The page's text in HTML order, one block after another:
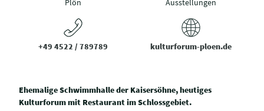
Plön
Ausstellungen
+49 4522 / 789789 kulturforum-ploen.de
Ehemalige Schwimmhalle der Kaisersöhne, heutiges
Kulturforum mit Restaurant im Schlossgebiet.